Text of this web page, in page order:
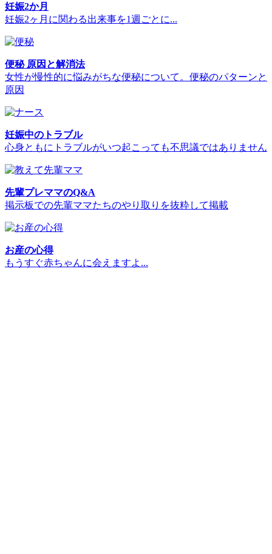
妊娠2か月
妊娠2ヶ月に関わる出来事を1週ごとに...
便秘 原因と解消法
女性が慢性的に悩みがちな便秘について。便秘のパターンと
原因
妊娠中のトラブル
心身ともにトラブルがいつ起こっても不思議ではありません
先輩プレママのQ&A
掲示板での先輩ママたちのやり取りを抜粋して掲載
お産の心得
もうすぐ赤ちゃんに会えますよ...